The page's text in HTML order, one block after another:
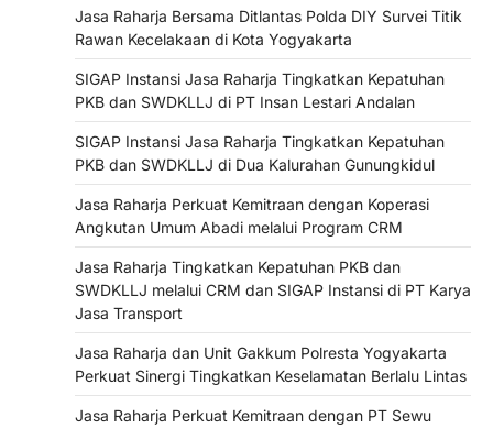
Jasa Raharja Bersama Ditlantas Polda DIY Survei Titik
Rawan Kecelakaan di Kota Yogyakarta
SIGAP Instansi Jasa Raharja Tingkatkan Kepatuhan
PKB dan SWDKLLJ di PT Insan Lestari Andalan
SIGAP Instansi Jasa Raharja Tingkatkan Kepatuhan
PKB dan SWDKLLJ di Dua Kalurahan Gunungkidul
Jasa Raharja Perkuat Kemitraan dengan Koperasi
Angkutan Umum Abadi melalui Program CRM
Jasa Raharja Tingkatkan Kepatuhan PKB dan
SWDKLLJ melalui CRM dan SIGAP Instansi di PT Karya
Jasa Transport
Jasa Raharja dan Unit Gakkum Polresta Yogyakarta
Perkuat Sinergi Tingkatkan Keselamatan Berlalu Lintas
Jasa Raharja Perkuat Kemitraan dengan PT Sewu